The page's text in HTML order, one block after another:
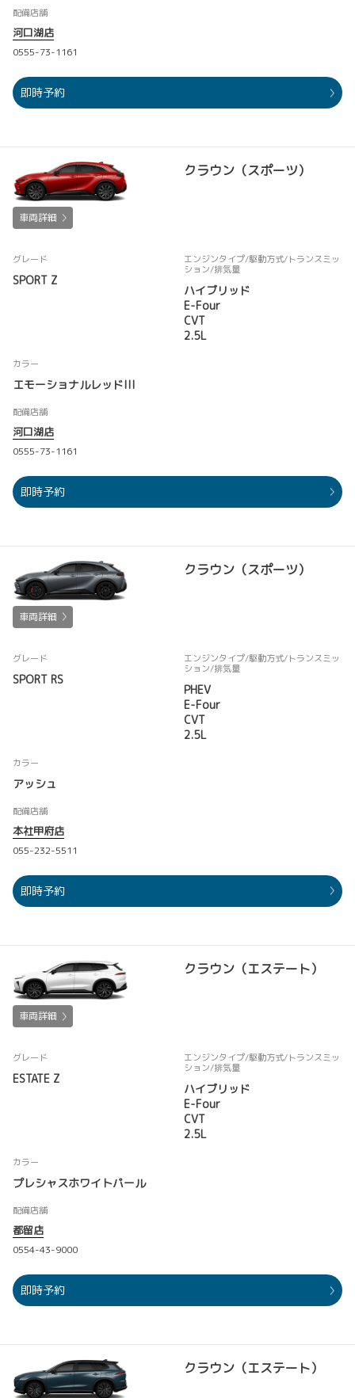
配備店舗
河口湖店
0555-73-1161
即時予約
クラウン（スポーツ）
車両詳細
グレード
SPORT Z
エンジンタイプ/駆動方式/トランスミッ
ション/排気量
ハイブリッド
E-Four
CVT
2.5L
カラー
エモーショナルレッドIII
配備店舗
河口湖店
0555-73-1161
即時予約
クラウン（スポーツ）
車両詳細
グレード
SPORT RS
エンジンタイプ/駆動方式/トランスミッ
ション/排気量
PHEV
E-Four
CVT
2.5L
カラー
アッシュ
配備店舗
本社甲府店
055-232-5511
即時予約
クラウン（エステート）
車両詳細
グレード
ESTATE Z
エンジンタイプ/駆動方式/トランスミッ
ション/排気量
ハイブリッド
E-Four
CVT
2.5L
カラー
プレシャスホワイトパール
配備店舗
都留店
0554-43-9000
即時予約
クラウン（エステート）